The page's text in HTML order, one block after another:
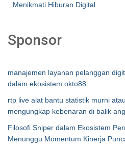
Menikmati Hiburan Digital
Sponsor
manajemen layanan pelanggan
dalam ekosistem okto88
rtp live alat bantu statistik murni
mengungkap kebenaran di balik
Filosofi Sniper dalam Ekosistem
Menunggu Momentum Kinerja